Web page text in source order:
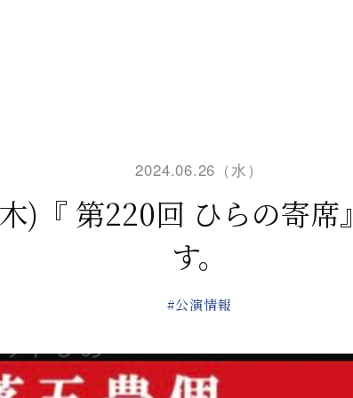
2024.06.26（水）
)『 第220回 ひらの寄席
す。
#公演情報